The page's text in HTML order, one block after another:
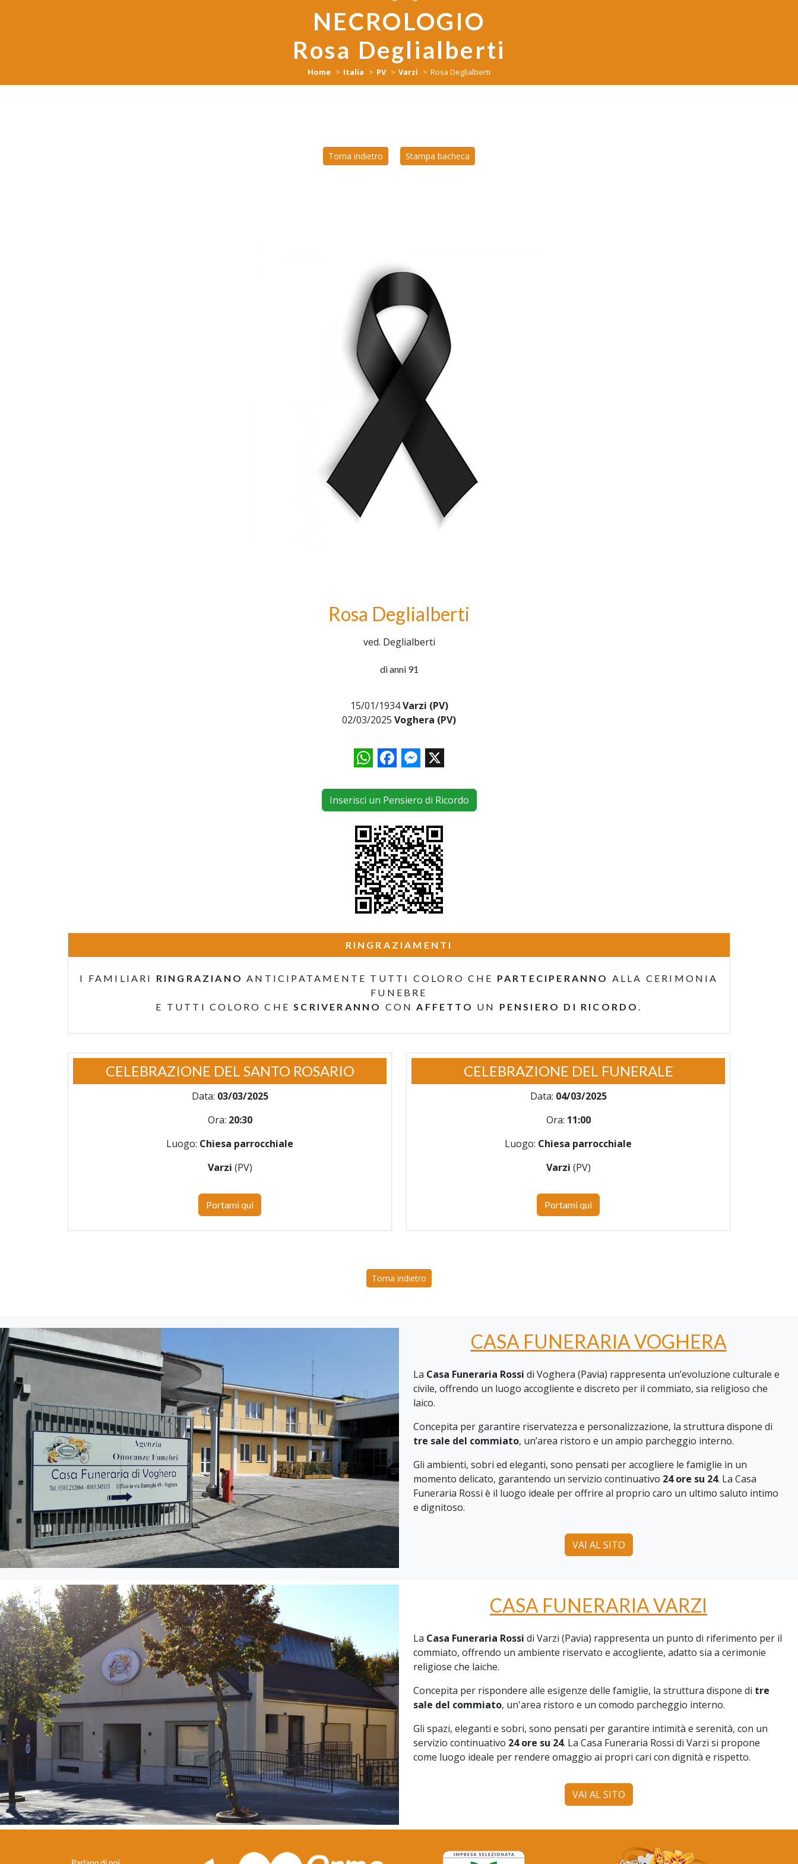
NECROLOGIO
Rosa Deglialberti
Home Italia PV Varzi Rosa Deglialberti
Torna indietro Stampa bacheca
Rosa Deglialberti
ved. Deglialberti
di anni 91
15/01/1934Varzi (PV)
02/03/2025 Voghera (PV)
WhatsAppFacebookMessenger
X
Inserisci un Pensiero di Ricordo
RINGRAZIAMENTI
I FAMILIARI RINGRAZIANO ANTICIPATAMENTE TUTTI COLORO CHE PARTECIPERANNO ALLA CERIMONIA
FUNEBRE
E TUTTI COLORO CHESCRIVERANNO CONAFFETTO UN PENSIERO DI RICORDO.
CELEBRAZIONE DEL SANTO ROSARIO
Data: 03/03/2025
Ora: 20:30
Luogo: Chiesa parrocchiale
Varzi (PV)
Portami qui
CELEBRAZIONE DEL FUNERALE
Data: 04/03/2025
Ora: 11:00
Luogo: Chiesa parrocchiale
Varzi (PV)
Portami qui
Torna indietro
CASA FUNERARIA VOGHERA
La Casa Funeraria Rossi di Voghera (Pavia) rappresenta un’evoluzione culturale e
civile, offrendo un luogo accogliente e discreto per il commiato, sia religioso che
laico.
Concepita per garantire riservatezza e personalizzazione, la struttura dispone di
tre sale del commiato, un’area ristoro e un ampio parcheggio interno.
Gli ambienti, sobri ed eleganti, sono pensati per accogliere le famiglie in un
momento delicato, garantendo un servizio continuativo 24 ore su 24. La Casa
Funeraria Rossi è il luogo ideale per offrire al proprio caro un ultimo saluto intimo
e dignitoso.
VAI AL SITO
CASA FUNERARIA VARZI
La Casa Funeraria Rossi di Varzi (Pavia) rappresenta un punto di riferimento per il
commiato, offrendo un ambiente riservato e accogliente, adatto sia a cerimonie
religiose che laiche.
Concepita per rispondere alle esigenze delle famiglie, la struttura dispone di tre
sale del commiato, un'area ristoro e un comodo parcheggio interno.
Gli spazi, eleganti e sobri, sono pensati per garantire intimità e serenità, con un
servizio continuativo 24 ore su 24. La Casa Funeraria Rossi di Varzi si propone
come luogo ideale per rendere omaggio ai propri cari con dignità e rispetto.
VAI AL SITO